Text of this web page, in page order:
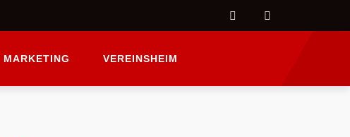
MARKETING VEREINSHEIM